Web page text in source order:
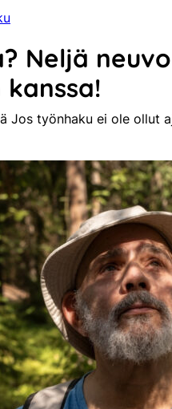
Neljä
kanssa!
Jos työnhaku ei ole ollut